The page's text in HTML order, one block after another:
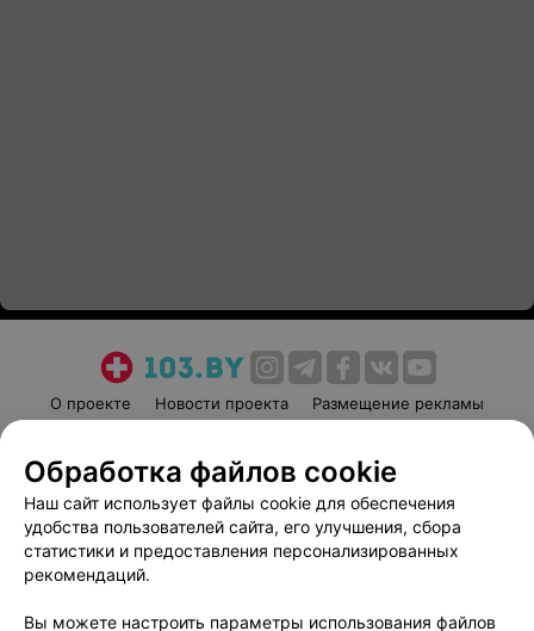
О проекте Новости проекта
Размещение рекламы
Пользовательское соглашение
Способы оплаты
Вакансии
Партнеры
Написать руководителю 103.by
Обработка файлов cookie
Наш сайт использует файлы cookie для обеспечения
удобства пользователей сайта, его улучшения, сбора
статистики и предоставления персонализированных
рекомендаций.
Вы можете настроить параметры использования файлов